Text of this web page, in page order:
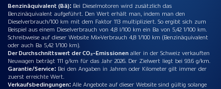
Benzinäquivalent (Bä): Bei Dieselmotoren wird zusätzlich das
Benzinäquivalent aufgeführt. Den Wert erhält man, indem man den
Dieselverbrauch/100 km mit dem Faktor 113 multipliziert. So ergibt sich zum
Beispiel aus einem Dieselverbrauch von 4,8 l/100 km ein Ba von 5,42 1/100 km.
Schreibweise auf dieser Website Mix-Verbrauch 4,8 1/100 km (Benzinäquivalent
oder auch Ba 5,42 1/100 km).
Der Durchschnittswert der CO₂-Emissionenaller in der Schweiz verkauften
Neuwagen beträgt 111 g/km für das Jahr 2026. Der Zielwert liegt bei 93.6 g/km.
Garantie/Service: Bei den Angaben in Jahren oder Kilometer gilt immer der
zuerst erreichte Wert.
Verkaufsbedingungen: Alle Angebote auf dieser Website sind gültig solange